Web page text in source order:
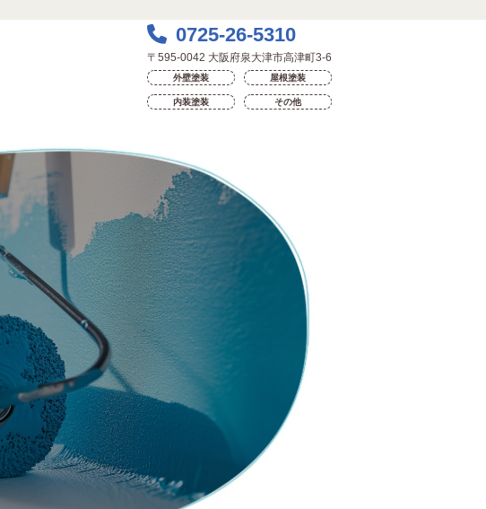
0725-26-5310
〒595-0042 大阪府泉大津市高津町3-6
外壁塗装 屋根塗装
内装塗装 その他